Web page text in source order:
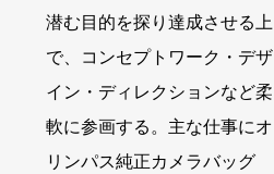
潜む目的を探り達成させる上
で、コンセプトワーク・デザ
イン・ディレクションなど柔
軟に参画する。主な仕事にオ
リンパス純正カメラバッグ